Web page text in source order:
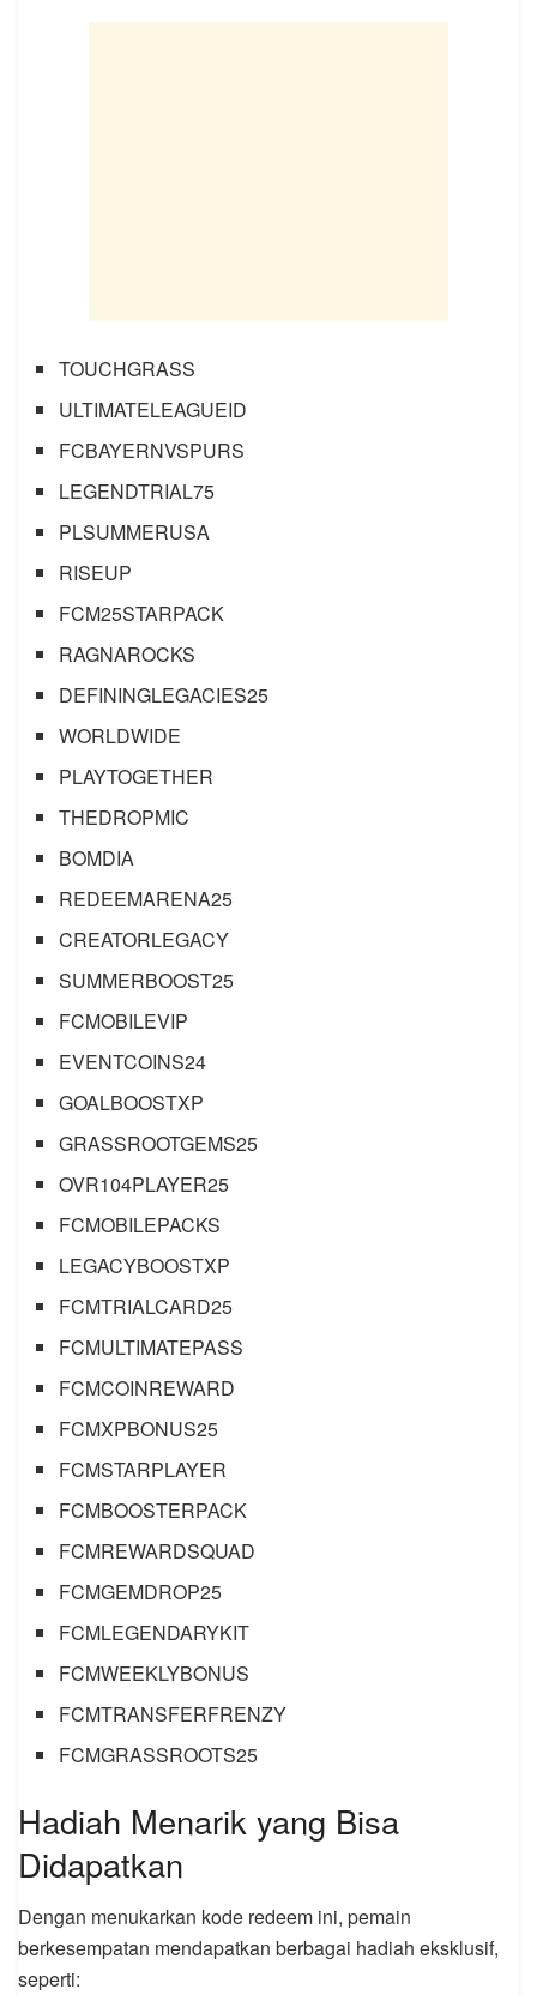
TOUCHGRASS
ULTIMATELEAGUEID
FCBAYERNVSPURS
LEGENDTRIAL75
PLSUMMERUSA
RISEUP
FCM25STARPACK
RAGNAROCKS
DEFININGLEGACIES25
WORLDWIDE
PLAYTOGETHER
THEDROPMIC
BOMDIA
REDEEMARENA25
CREATORLEGACY
SUMMERBOOST25
FCMOBILEVIP
EVENTCOINS24
GOALBOOSTXP
GRASSROOTGEMS25
OVR104PLAYER25
FCMOBILEPACKS
LEGACYBOOSTXP
FCMTRIALCARD25
FCMULTIMATEPASS
FCMCOINREWARD
FCMXPBONUS25
FCMSTARPLAYER
FCMBOOSTERPACK
FCMREWARDSQUAD
FCMGEMDROP25
FCMLEGENDARYKIT
FCMWEEKLYBONUS
FCMTRANSFERFRENZY
FCMGRASSROOTS25
Hadiah Menarik yang Bisa
Didapatkan
Dengan menukarkan kode redeem ini, pemain
berkesempatan mendapatkan berbagai hadiah eksklusif,
seperti: